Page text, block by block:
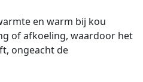
en warm bij kou
of afkoeling, waardoor het
ongeacht de